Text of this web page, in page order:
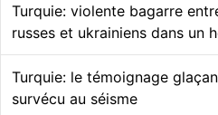
Turquie: violente bagarre
russes et ukrainiens dans un
Turquie: le témoignage
survécu au séisme